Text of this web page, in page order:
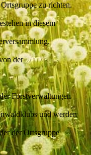
zu richten.
in diesem
der
Forstverwaltungen
und werden
der Ortsgruppe